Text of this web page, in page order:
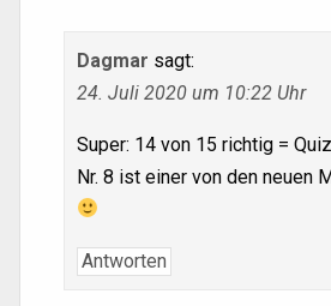
Dagmar sagt:
24. Juli 2020 um 10:22 Uhr
Super: 14 von 15 richtig =
Nr. 8 ist einer von den neuen
Antworten